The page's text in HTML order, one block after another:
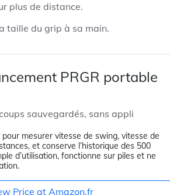
plus de distance.
taille du grip à sa main.
PRGR portable
sauvegardés, sans appli
pour mesurer vitesse de swing, vitesse de
et conserve l’historique des 500
d’utilisation, fonctionne sur piles et ne
Price at Amazon.fr